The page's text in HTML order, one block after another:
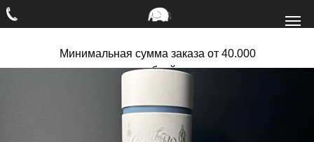
Минимальная сумма заказа от 40.000
рублей